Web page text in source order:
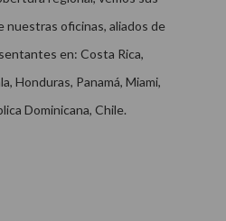
nuestras oficinas, aliados de
en: Costa Rica,
Honduras, Panamá, Miami,
Dominicana, Chile.